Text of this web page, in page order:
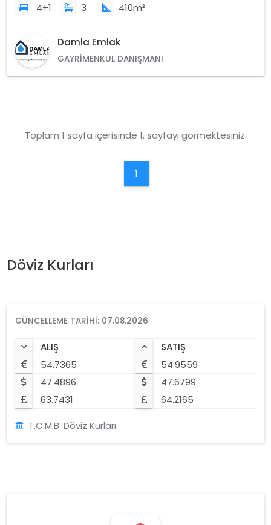
4+1 3 410m²
Damla Emlak
GAYRIMENKUL DANIŞMANI
Toplam 1 sayfa içerisinde 1. sayfayı görmektesiniz.
1
Döviz Kurları
GÜNCELLEME TARIHI: 07.08.2026
ALIŞ
SATIŞ
54.7365
54.9559
47.4896
47.6799
63.7431
64.2165
T.C.M.B. Döviz Kurları